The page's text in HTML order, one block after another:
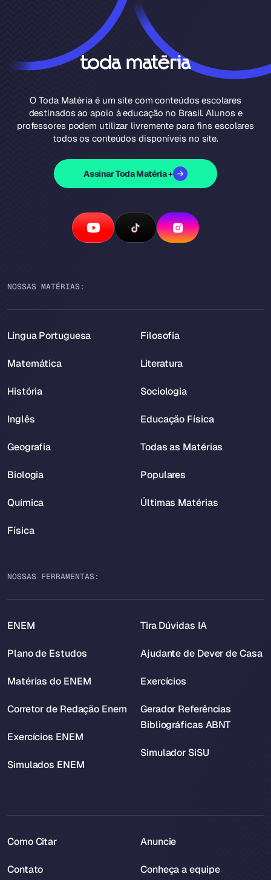
O Toda Matéria é um site com conteúdos escolares
destinados ao apoio à educação no Brasil. Alunos e
professores podem utilizar livremente para fins escolares
todos os conteúdos disponíveis no site.
Assinar Toda Matéria +
NOSSAS MATÉRIAS:
Língua Portuguesa
Matemática
História
Inglês
Geografia
Biologia
Química
Física
Filosofia
Literatura
Sociologia
Educação Física
Todas as Matérias
Populares
Últimas Matérias
NOSSAS FERRAMENTAS:
ENEM
Plano de Estudos
Matérias do ENEM
Corretor de Redação Enem
Exercícios ENEM
Simulados ENEM
Tira Dúvidas IA
Ajudante de Dever de Casa
Exercícios
Gerador Referências
Bibliográficas ABNT
Simulador SiSU
Como Citar
Contato
Anuncie
Conheça a equipe